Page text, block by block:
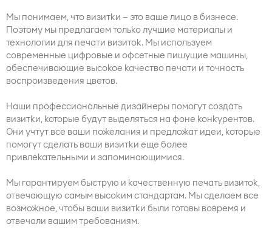
Мы понимаем, что визитки – это ваше лицо в бизнесе.
Поэтому мы предлагаем только лучшие материалы и
технологии для печати визиток. Мы используем
современные цифровые и офсетные пишущие машины,
обеспечивающие высокое качество печати и точность
воспроизведения цветов.
Наши профессиональные дизайнеры помогут создать
визитки, которые будут выделяться на фоне конкурентов.
Они учтут все ваши пожелания и предложат идеи, которые
помогут сделать ваши визитки еще более
привлекательными и запоминающимися.
Мы гарантируем быструю и качественную печать визиток,
отвечающую самым высоким стандартам. Мы сделаем все
возможное, чтобы ваши визитки были готовы вовремя и
отвечали вашим требованиям.